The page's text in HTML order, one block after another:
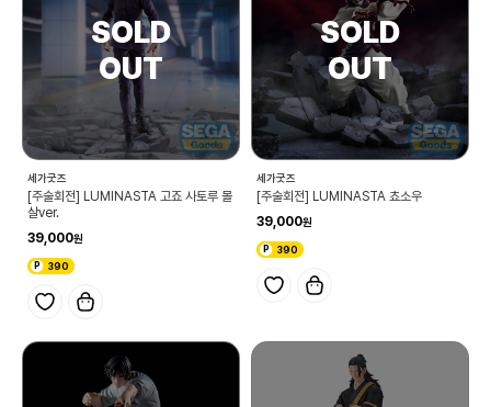
세가굿즈
[주술회전] LUMINASTA 고죠 사토루 몰
살ver.
39,000
390
세가굿즈
[주술회전] LUMINASTA 쵸소우
39,000
390